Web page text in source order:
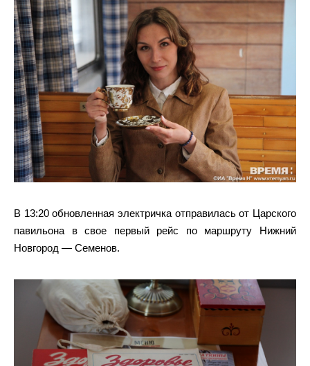
В 13:20 обновленная электричка отправилась от Царского
павильона в свое первый рейс по маршруту Нижний
Новгород — Семенов.